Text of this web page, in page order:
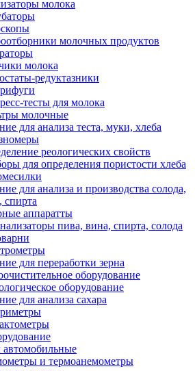
молока
молочных продуктов
молока
редуктазники
тесты для молока
молочные
для анализа теста, муки, хлеба
реологических свойств
для определения пористости хлеба
для анализа и производства солода,
спирта
аппаратты
пива, вина, спирта, солода
для переработки зерна
оборудование
оборудование
для анализа сахара
и термоанемометры